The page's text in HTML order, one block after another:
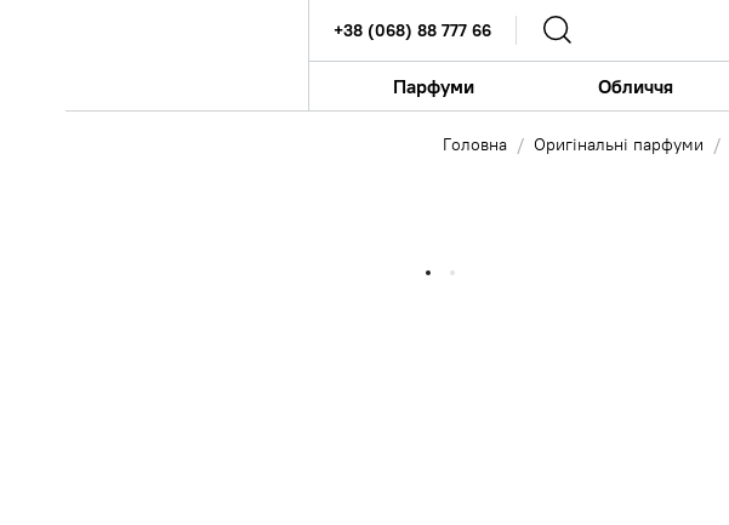
+38 (068) 88 777 66
Парфуми Обличчя
Головна Оригінальні парфуми